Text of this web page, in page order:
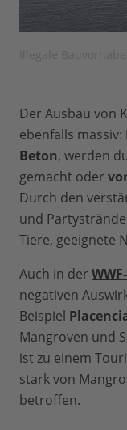
Der Ausbau von
ebenfalls massiv:
Beton, werden
gemacht oder
Durch den
und
Tiere, geeignete
Auch in der
negativen
Beispiel
Mangroven und
ist zu einem
stark von
betroffen.